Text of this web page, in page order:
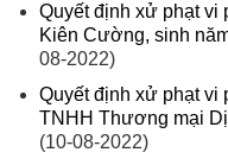
Quyết định xử phạt vi
Kiên Cường, sinh
08-2022)
Quyết định xử phạt vi
TNHH Thương mại
(10-08-2022)